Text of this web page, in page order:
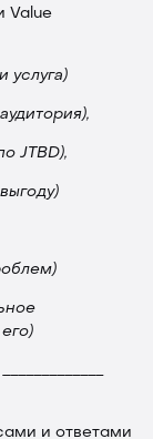
Value
услуга)
JTBD),
выгоду)
и ответами